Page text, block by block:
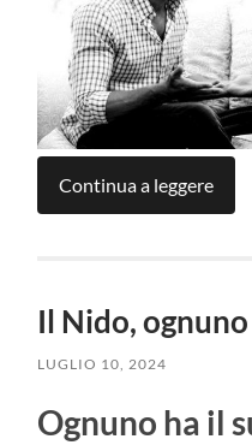
Continua a leggere
Il Nido,
LUGLIO 10, 2024
Ognuno ha il